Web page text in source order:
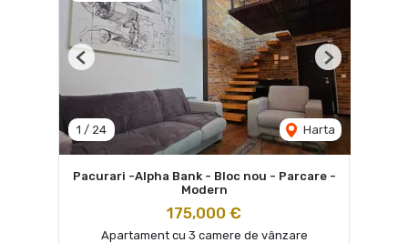
1 / 24 Harta
Previous Next
Pacurari -Alpha Bank - Bloc nou - Parcare -
Modern
175,000 €
Apartament cu 3 camere de vânzare